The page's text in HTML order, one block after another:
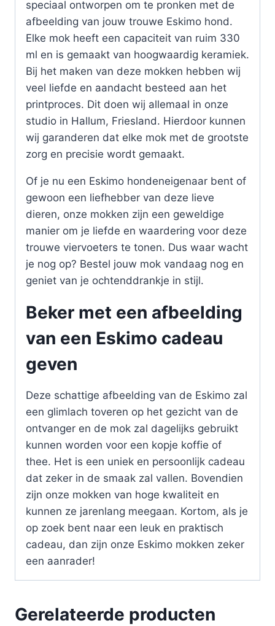
speciaal ontworpen om te pronken met de
afbeelding van jouw trouwe Eskimo hond.
Elke mok heeft een capaciteit van ruim 330
ml en is gemaakt van hoogwaardig keramiek.
Bij het maken van deze mokken hebben wij
veel liefde en aandacht besteed aan het
printproces. Dit doen wij allemaal in onze
studio in Hallum, Friesland. Hierdoor kunnen
wij garanderen dat elke mok met de grootste
zorg en precisie wordt gemaakt.
Of je nu een Eskimo hondeneigenaar bent of
gewoon een liefhebber van deze lieve
dieren, onze mokken zijn een geweldige
manier om je liefde en waardering voor deze
trouwe viervoeters te tonen. Dus waar wacht
je nog op? Bestel jouw mok vandaag nog en
geniet van je ochtenddrankje in stijl.
Beker met een afbeelding
van een Eskimo cadeau
geven
Deze schattige afbeelding van de Eskimo zal
een glimlach toveren op het gezicht van de
ontvanger en de mok zal dagelijks gebruikt
kunnen worden voor een kopje koffie of
thee. Het is een uniek en persoonlijk cadeau
dat zeker in de smaak zal vallen. Bovendien
zijn onze mokken van hoge kwaliteit en
kunnen ze jarenlang meegaan. Kortom, als je
op zoek bent naar een leuk en praktisch
cadeau, dan zijn onze Eskimo mokken zeker
een aanrader!
Gerelateerde producten